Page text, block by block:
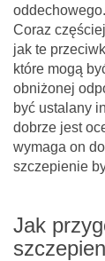
oddechowego.
Coraz
jak te
które mogą
obniżonej
być ustalany
dobrze jest
wymaga on
szczepienie
Jak